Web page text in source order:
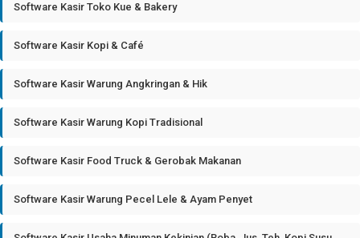
Software Kasir Toko Kue & Bakery
Software Kasir Kopi & Café
Software Kasir Warung Angkringan & Hik
Software Kasir Warung Kopi Tradisional
Software Kasir Food Truck & Gerobak Makanan
Software Kasir Warung Pecel Lele & Ayam Penyet